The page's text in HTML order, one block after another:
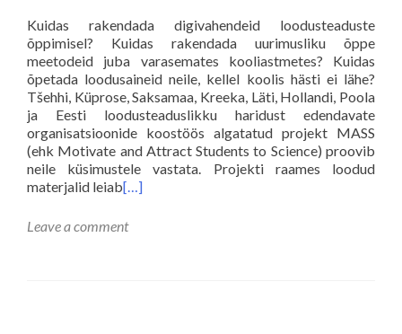
Kuidas rakendada digivahendeid loodusteaduste
õppimisel? Kuidas rakendada uurimusliku õppe
meetodeid juba varasemates kooliastmetes? Kuidas
õpetada loodusaineid neile, kellel koolis hästi ei lähe?
Tšehhi, Küprose, Saksamaa, Kreeka, Läti, Hollandi, Poola
ja Eesti loodusteaduslikku haridust edendavate
organisatsioonide koostöös algatatud projekt MASS
(ehk Motivate and Attract Students to Science) proovib
neile küsimustele vastata. Projekti raames loodud
materjalid leiab[…]
Leave a comment